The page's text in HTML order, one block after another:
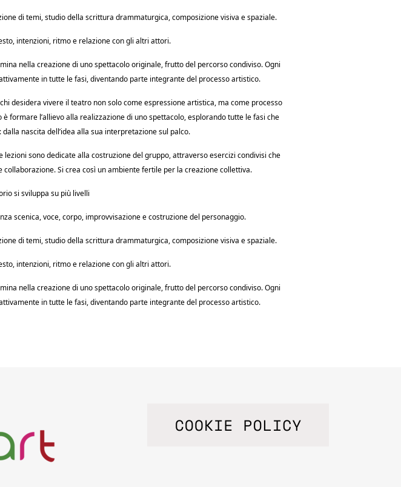
di temi, studio della scrittura drammaturgica, composizione visiva e spaziale.
intenzioni, ritmo e relazione con gli altri attori.
nella creazione di uno spettacolo originale, frutto del percorso condiviso. Ogni
in tutte le fasi, diventando parte integrante del processo artistico.
desidera vivere il teatro non solo come espressione artistica, ma come processo
è formare l’allievo alla realizzazione di uno spettacolo, esplorando tutte le fasi che
nascita dell’idea alla sua interpretazione sul palco.
lezioni sono dedicate alla costruzione del gruppo, attraverso esercizi condivisi che
collaborazione. Si crea così un ambiente fertile per la creazione collettiva.
si sviluppa su più livelli
scenica, voce, corpo, improvvisazione e costruzione del personaggio.
di temi, studio della scrittura drammaturgica, composizione visiva e spaziale.
intenzioni, ritmo e relazione con gli altri attori.
nella creazione di uno spettacolo originale, frutto del percorso condiviso. Ogni
in tutte le fasi, diventando parte integrante del processo artistico.